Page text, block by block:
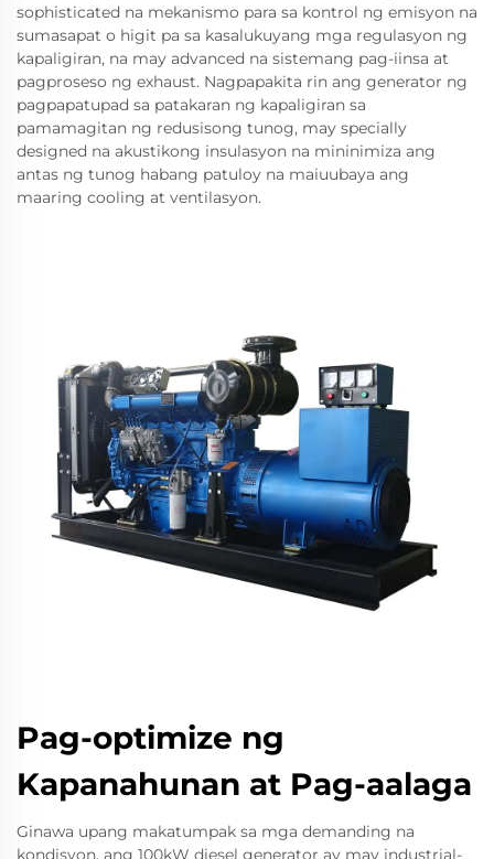
sophisticated na mekanismo para sa kontrol ng emisyon na
sumasapat o higit pa sa kasalukuyang mga regulasyon ng
kapaligiran, na may advanced na sistemang pag-iinsa at
pagproseso ng exhaust. Nagpapakita rin ang generator ng
pagpapatupad sa patakaran ng kapaligiran sa
pamamagitan ng redusisong tunog, may specially
designed na akustikong insulasyon na mininimiza ang
antas ng tunog habang patuloy na maiuubaya ang
maaring cooling at ventilasyon.
Pag-optimize ng
Kapanahunan at Pag-aalaga
Ginawa upang makatumpak sa mga demanding na
kondisyon, ang 100kW diesel generator ay may industrial-